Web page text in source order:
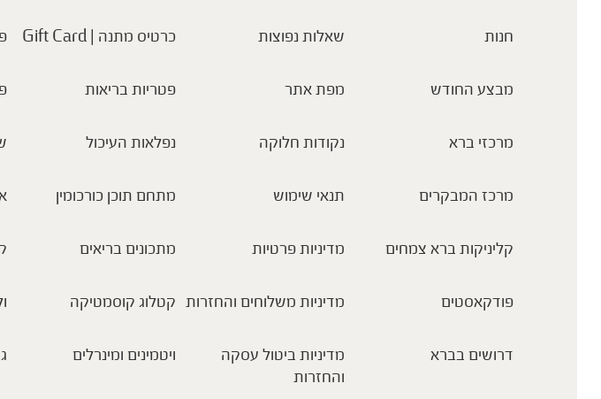
חנות
מבצע החודש
מרכזי ברא
מרכז המבקרים
קליניקות ברא צמחים
פודקאסטים
דרושים בברא
שאלות נפוצות
מפת אתר
נקודות חלוקה
תנאי שימוש
מדיניות פרטיות
מדיניות משלוחים והחזרות
מדיניות ביטול עסקה
והחזרות
כרטיס מתנה | Gift Card
פטריות בריאות
נפלאות העיכול
מתחם תוכן כורכומין
מתכונים בריאים
קטלוג קוסמטיקה
ויטמינים ומינרלים